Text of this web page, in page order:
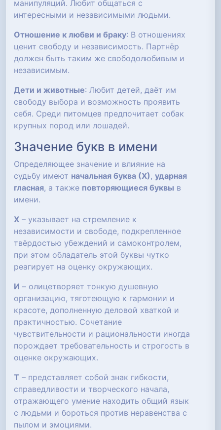
манипуляций. Любит общаться с
интересными и независимыми людьми.
Отношение к любви и браку: В отношениях
ценит свободу и независимость. Партнёр
должен быть таким же свободолюбивым и
независимым.
Дети и животные: Любит детей, даёт им
свободу выбора и возможность проявить
себя. Среди питомцев предпочитает собак
крупных пород или лошадей.
Значение букв в имени
Определяющее значение и влияние на
судьбу имеют начальная буква (Х), ударная
гласная, а также повторяющиеся буквы в
имени.
Х – указывает на стремление к
независимости и свободе, подкрепленное
твёрдостью убеждений и самоконтролем,
при этом обладатель этой буквы чутко
реагирует на оценку окружающих.
И – олицетворяет тонкую душевную
организацию, тяготеющую к гармонии и
красоте, дополненную деловой хваткой и
практичностью. Сочетание
чувствительности и рациональности иногда
порождает требовательность и строгость в
оценке окружающих.
Т – представляет собой знак гибкости,
справедливости и творческого начала,
отражающего умение находить общий язык
с людьми и бороться против неравенства с
пылом и эмоциями.